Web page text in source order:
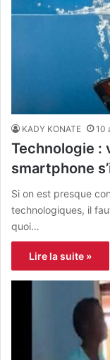
KADY KONATE 10
Technologie :
smartphone
Si on est presque
technologiques, il
quoi…
Lire la suite »